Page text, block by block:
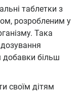
таблетки з
розробленим у
Така
добавки більш
своїм дітям